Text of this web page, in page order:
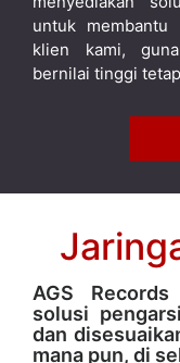
untuk
klien kami, guna
bernilai tinggi
AGS Records
solusi
dan
mana pun, di